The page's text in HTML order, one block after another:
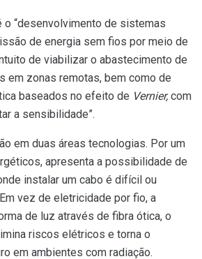
o “desenvolvimento de sistemas
de energia sem fios por meio de
de viabilizar o abastecimento de
em zonas remotas, bem como de
baseados no efeito de Vernier,com
a sensibilidade”.
em duas áreas tecnologias. Por um
apresenta a possibilidade de
instalar um cabo é difícil ou
vez de eletricidade por fio, a
de luz através de fibra ótica, o
riscos elétricos e torna o
em ambientes com radiação.